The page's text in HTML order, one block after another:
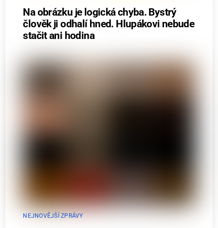
Na obrázku je logická chyba. Bystrý
člověk ji odhalí hned. Hlupákovi nebude
stačit ani hodina
NEJNOVĚJŠÍ ZPRÁVY